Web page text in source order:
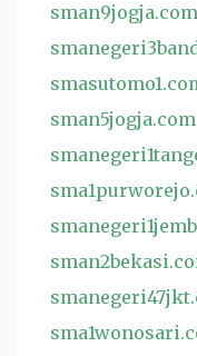
sman9jogja.com
sman5jogja.com